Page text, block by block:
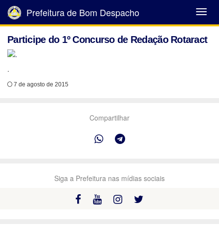
Abrir
Menu
Prefeitura de Bom Despacho
Participe do 1º Concurso de Redação Rotaract
.
7 de agosto de 2015
Compartilhar
Siga a Prefeitura nas mídias sociais